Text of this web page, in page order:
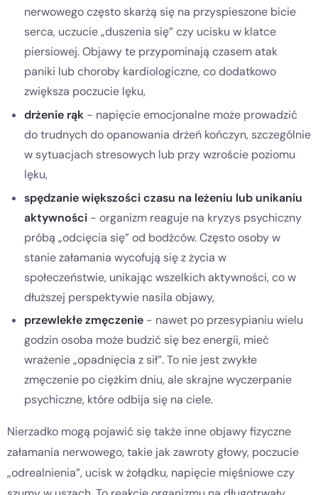
nerwowego często skarżą się na przyspieszone bicie
serca, uczucie „duszenia się” czy ucisku w klatce
piersiowej. Objawy te przypominają czasem atak
paniki lub choroby kardiologiczne, co dodatkowo
zwiększa poczucie lęku,
drżenie rąk - napięcie emocjonalne może prowadzić
do trudnych do opanowania drżeń kończyn, szczególnie
w sytuacjach stresowych lub przy wzroście poziomu
lęku,
spędzanie większości czasu na leżeniu lub unikaniu
aktywności - organizm reaguje na kryzys psychiczny
próbą „odcięcia się” od bodźców. Często osoby w
stanie załamania wycofują się z życia w
społeczeństwie, unikając wszelkich aktywności, co w
dłuższej perspektywie nasila objawy,
przewlekłe zmęczenie - nawet po przesypianiu wielu
godzin osoba może budzić się bez energii, mieć
wrażenie „opadnięcia z sił”. To nie jest zwykłe
zmęczenie po ciężkim dniu, ale skrajne wyczerpanie
psychiczne, które odbija się na ciele.
Nierzadko mogą pojawić się także inne objawy fizyczne
załamania nerwowego, takie jak zawroty głowy, poczucie
„odrealnienia”, ucisk w żołądku, napięcie mięśniowe czy